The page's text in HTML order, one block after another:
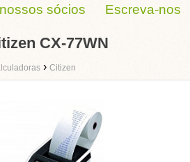
sócios Escreva-nos
CX-77WN
› Citizen